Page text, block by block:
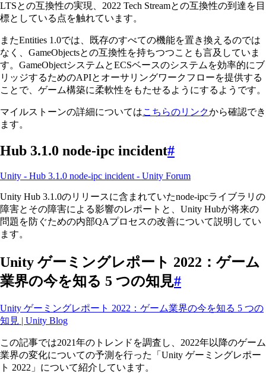
LTSとの互換性の実現、2022 Tech Streamとの互換性の到達を目
標としている点を触れています。
またEntities 1.0では、既存のすべての機能を置き換えるのでは
なく、GameObjectsとの互換性を持ちつつことも言及していま
す。GameObjectシステムとECSベースのシステムを効率的にブ
リッジするためのAPIとオーサリングワークフローを提供する
ことで、ゲーム構築に柔軟性をもたせるようにするようです。
マイルストーンの詳細についてはこちらのリンクから確認でき
ます。
Hub 3.1.0 node-ipc incident#
Unity - Hub 3.1.0 node-ipc incident - Unity Forum
Unity Hub 3.1.0のリリースに含まれていたnode-ipcライブラリの
障害とその障害による影響のレポートと、Unity Hubが将来の
問題を防ぐための内部QAプロセスの改善について説明してい
ます。
Unity ゲーミングレポート 2022：ゲーム
業界の今を知る 5 つの知見#
Unity ゲーミングレポート 2022：ゲーム業界の今を知る 5 つの
知見 | Unity Blog
この記事では2021年のトレンドを調査し、2022年以降のゲーム
業界の変化についての予測を行った「Unity ゲーミングレポー
ト 2022」について紹介しています。